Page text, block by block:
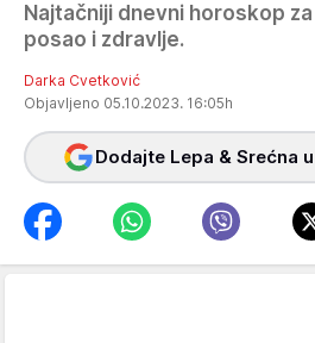
Najtačniji dnevni horoskop
posao i zdravlje.
Darka Cvetković
Objavljeno 05.10.2023. 16:05h
Dodajte Lepa & Srećna